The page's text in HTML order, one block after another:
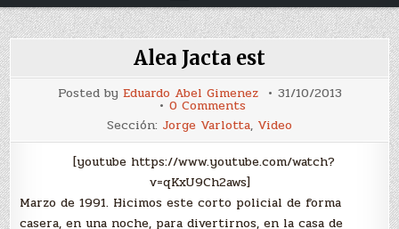
Alea Jacta est
Posted by Eduardo Abel Gimenez 31/10/2013
0 Commentson
Alea
Jacta
est
Sección: Jorge Varlotta, Video
[youtube https://www.youtube.com/watch?
v=qKxU9Ch2aws]
Marzo de 1991. Hicimos este corto policial de forma
casera, en una noche, para divertirnos, en la casa de